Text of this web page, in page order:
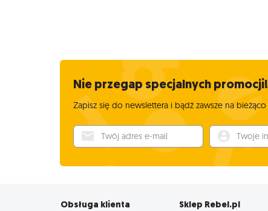
Nie przegap specjalnych promocji!
Zapisz się do newslettera i bądź zawsze na bieżąco
Twój adres e-mail Twoje imię
Obsługa klienta Sklep Rebel.pl